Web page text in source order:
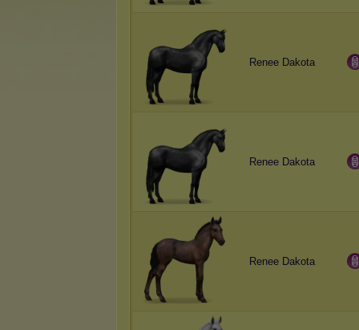
Renee Dakota
Renee Dakota
Renee Dakota